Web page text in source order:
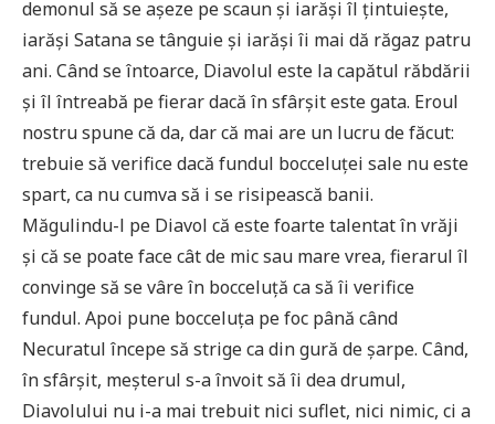
demonul să se așeze pe scaun și iarăși îl țintuiește,
iarăși Satana se tânguie și iarăși îi mai dă răgaz patru
ani. Când se întoarce, Diavolul este la capătul răbdării
și îl întreabă pe fierar dacă în sfârșit este gata. Eroul
nostru spune că da, dar că mai are un lucru de făcut:
trebuie să verifice dacă fundul bocceluței sale nu este
spart, ca nu cumva să i se risipească banii.
Măgulindu-l pe Diavol că este foarte talentat în vrăji
și că se poate face cât de mic sau mare vrea, fierarul îl
convinge să se vâre în bocceluță ca să îi verifice
fundul. Apoi pune bocceluța pe foc până când
Necuratul începe să strige ca din gură de șarpe. Când,
în sfârșit, meșterul s-a învoit să îi dea drumul,
Diavolului nu i-a mai trebuit nici suflet, nici nimic, ci a